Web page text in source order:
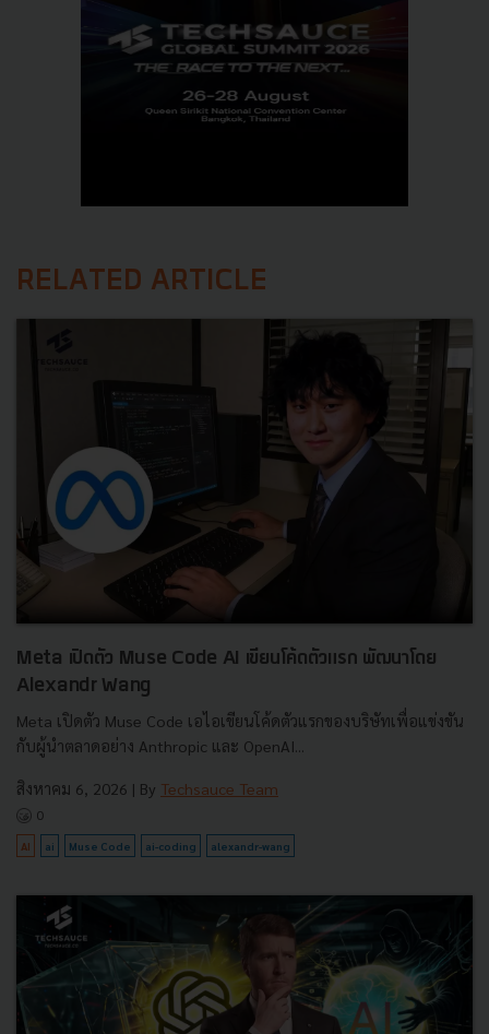
RELATED ARTICLE
Meta เปิดตัว Muse Code AI เขียนโค้ดตัวแรก พัฒนาโดย
Alexandr Wang
Meta เปิดตัว Muse Code เอไอเขียนโค้ดตัวแรกของบริษัทเพื่อแข่งขัน
กับผู้นำตลาดอย่าง Anthropic และ OpenAI...
สิงหาคม 6, 2026 | By Techsauce Team
0
AI ai Muse Code ai-coding alexandr-wang